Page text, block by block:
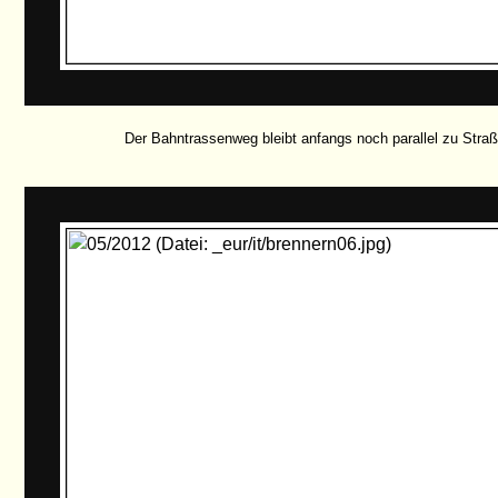
Der Bahntrassenweg bleibt anfangs noch parallel zu